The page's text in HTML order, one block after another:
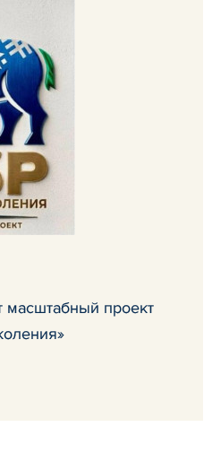
масштабный проект